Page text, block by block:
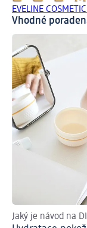
EVELINE
Vhodné
Jaký je návod na